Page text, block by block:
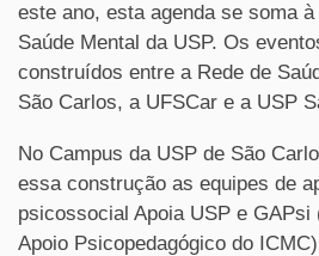
este ano, esta agenda se soma
Saúde Mental da USP. Os
construídos entre a Rede de
São Carlos, a UFSCar e a USP
No Campus da USP de São
essa construção as equipes de
psicossocial Apoia USP e GAPsi
Apoio Psicopedagógico do